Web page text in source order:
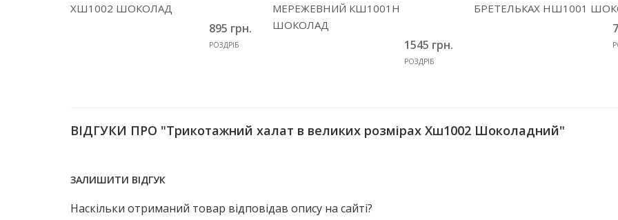
ХШ1002 ШОКОЛАД
895 грн.
РОЗДРІБ
МЕРЕЖЕВНИЙ КШ1001Н
ШОКОЛАД
1545 грн.
РОЗДРІБ
БРЕТЕЛЬКАХ НШ1001
ВІДГУКИ ПРО "Трикотажний халат в великих розмірах Хш1002 Шоколадний"
ЗАЛИШИТИ ВІДГУК
Наскільки отриманий товар відповідав опису на сайті?